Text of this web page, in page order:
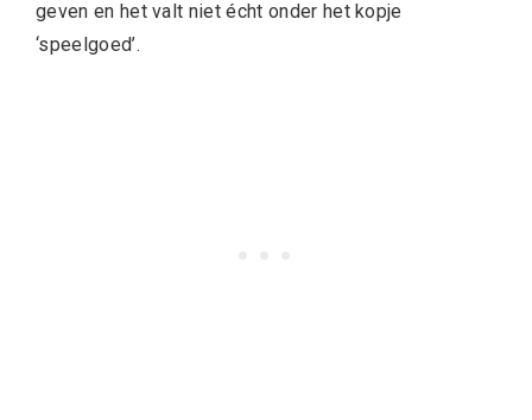
geven en het valt niet écht onder het kopje
‘speelgoed’.